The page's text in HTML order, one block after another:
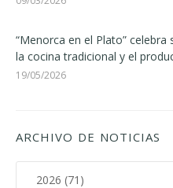
“Menorca en el Plato”
la cocina tradicional y el
19/05/2026
ARCHIVO DE NOTICIAS
2026 (71)